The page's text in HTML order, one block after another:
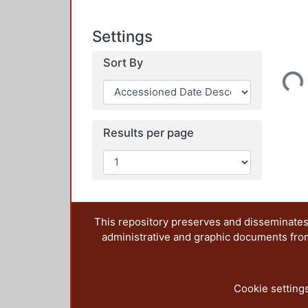
Settings
Sort By
Results per page
Loading...
This repository preserves and
administrative and graphic documents
Cookie